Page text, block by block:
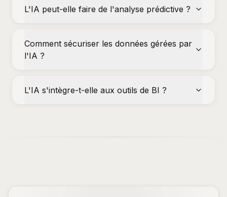
L'IA peut-elle faire de l'analyse prédictive ?
Comment sécuriser les données gérées par
l'IA ?
L'IA s'intègre-t-elle aux outils de BI ?